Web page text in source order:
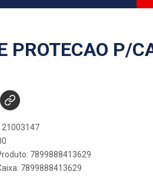
PROTECAO P/
21003147
7899888413629
7899888413629